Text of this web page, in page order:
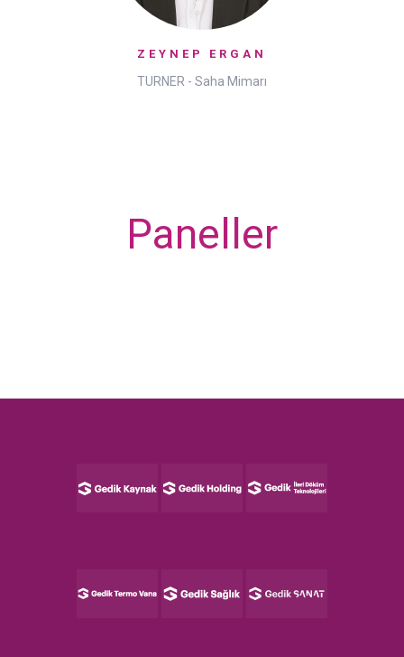
ZEYNEP ERGAN
TURNER - Saha Mimarı
Paneller